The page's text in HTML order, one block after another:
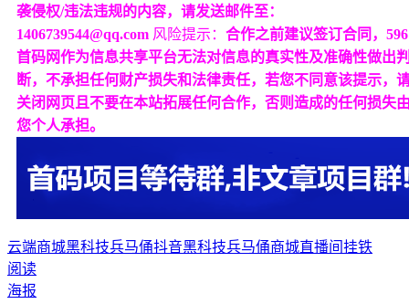
袭侵权/违法违规的内容，请发送邮件至：
1406739544@qq.com 风险提示： 合作之前建议签订合同，596
首码网作为信息共享平台无法对信息的真实性及准确性做出
断，不承担任何财产损失和法律责任，若您不同意该提示，
关闭网页且不要在本站拓展任何合作，否则造成的任何损失
您个人承担。
云端商城黑科技兵马俑抖音黑科技兵马俑商城直播间挂铁
阅读
海报